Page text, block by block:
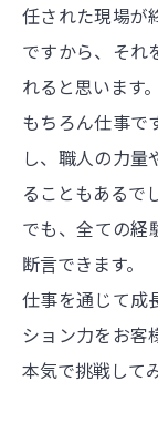
任された現場が
ですから、それ
れると思います。
もちろん仕事で
し、職人の力
ることもあるで
でも、全ての経
断言できます。
仕事を通じて成
ション力をお客
本気で挑戦して